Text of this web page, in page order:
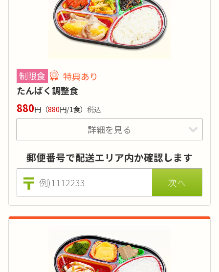
: 240kcal前後
塩分
2.2g前後
品目数
: -
脂質:-／カリウム:-／リン:-
価格はおかずのみの場合（ごはんセットは830円 ※税込)。
刻みやおかゆ、おかずの差替えでのアレルギー対応も無料で
制限食
特典あり
たんぱく調整食
880円 （880円/1食）税込
たんぱく質の摂取計算が必要な方向けのお弁当
です。病院の栄養指導を受けられている方や透
析クリニックに通院されている方に。
: -
詳細を見る
郵便番号で配送エリア内か確認します